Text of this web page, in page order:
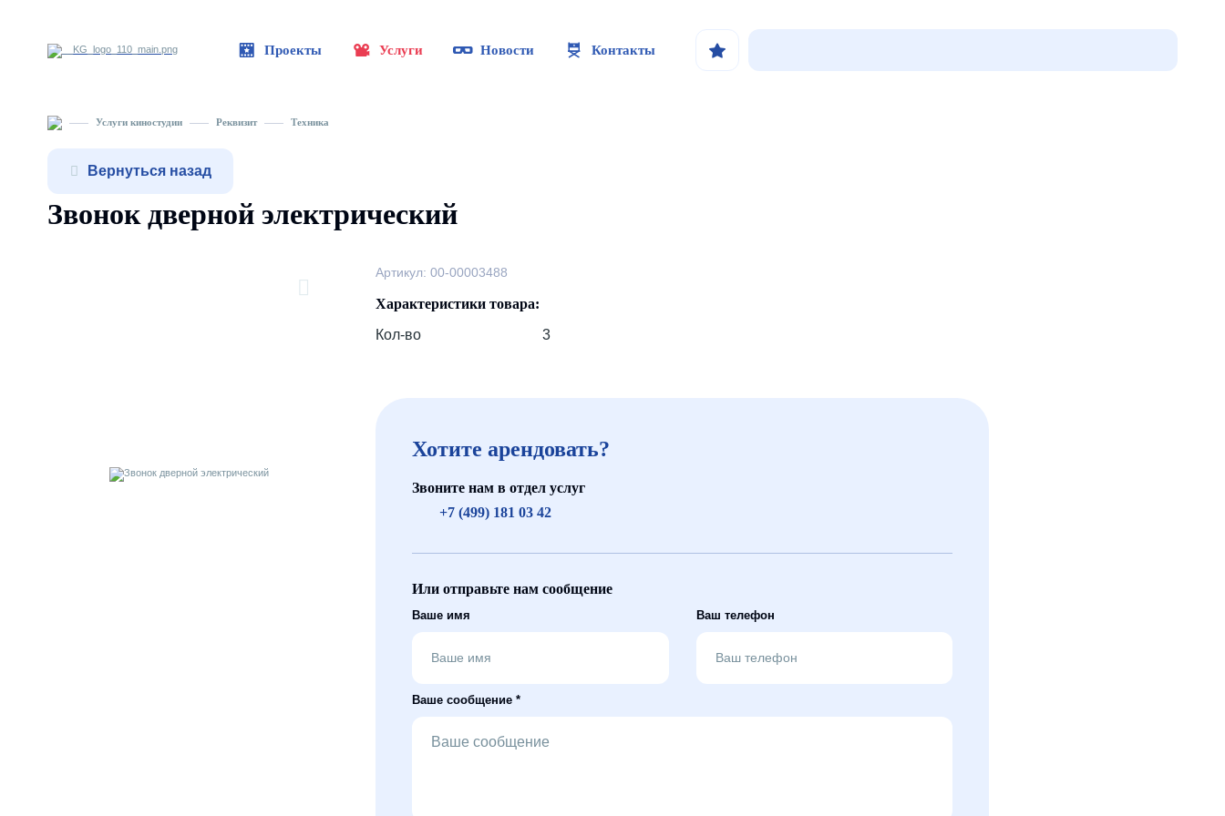
Проекты Услуги Новости Контакты
Услуги киностудии Реквизит Техника
Вернуться назад
Звонок дверной электрический
Артикул: 00-00003488
Характеристики товара:
Кол-во
3
Хотите арендовать?
Звоните нам в отдел услуг
+7 (499) 181 03 42
Или отправьте нам сообщение
Ваше имя Ваш телефон
Ваше сообщение *